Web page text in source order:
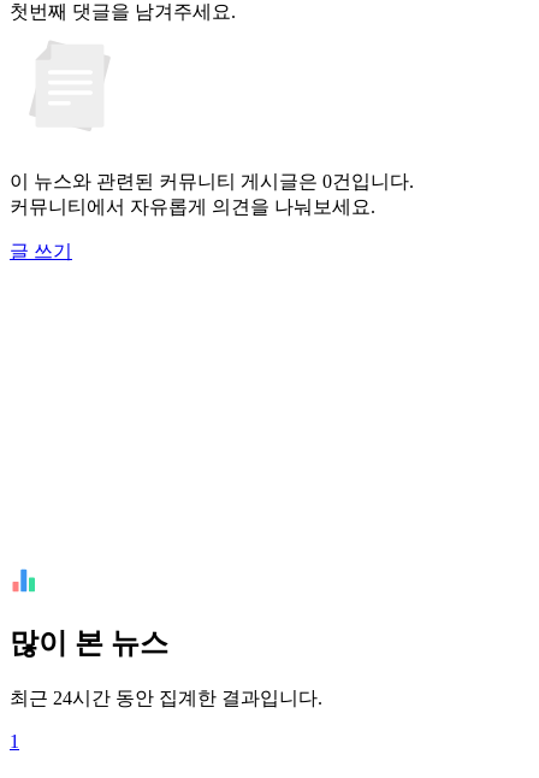
첫번째 댓글을 남겨주세요.
이 뉴스와 관련된 커뮤니티 게시글은 0건입니다.
커뮤니티에서 자유롭게 의견을 나눠보세요.
글 쓰기
많이 본 뉴스
최근 24시간 동안 집계한 결과입니다.
1